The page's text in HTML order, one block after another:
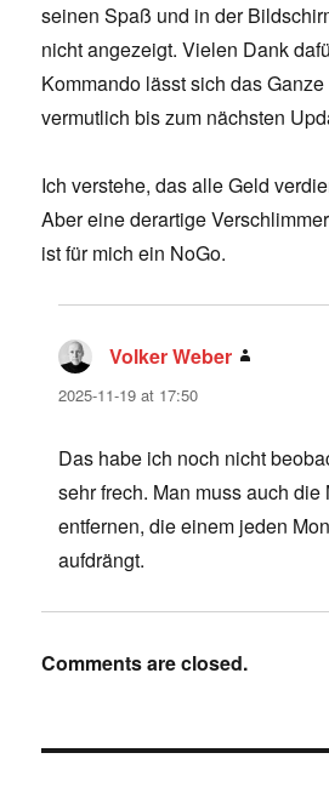
seinen Spaß und in der
nicht angezeigt. Vielen Dank
Kommando lässt sich das
vermutlich bis zum nächsten
Ich verstehe, das alle Geld
Aber eine derartige
ist für mich ein NoGo.
Volker Weber
2025-11-19 at 17:50
Das habe ich noch nicht
sehr frech. Man muss auch die
entfernen, die einem jeden
aufdrängt.
Comments are closed.